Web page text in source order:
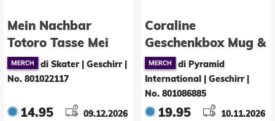
Mein Nachbar
Totoro Tasse Mei
di Skater | Geschirr
No. 801022117
14.95 09.12.2026
Coraline
Geschenkbox Mug &
Sock di Pyramid
International | Geschirr
No. 801086885
19.95 10.11.2026